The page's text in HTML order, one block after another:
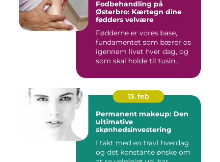
Fodbehandling på
Østerbro: Kærtegn dine
fødders velvære
Fødderne er vores base,
fundamentet som bærer os
igennem livet hver dag, og
som skal holde til tusin...
13. feb
Permanent makeup: Den
ultimative
skønhedsinvestering
I takt med en travl hverdag
og det konstante ønske om